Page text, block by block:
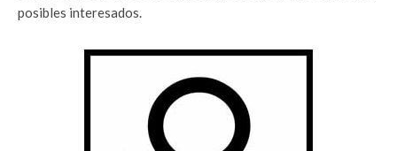
posibles interesados.